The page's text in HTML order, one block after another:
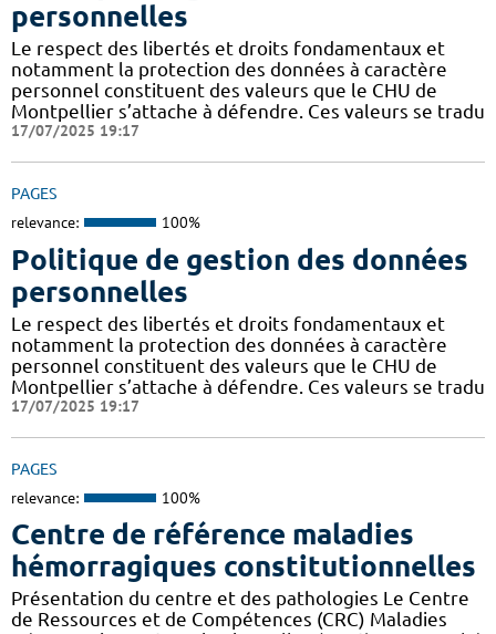
personnelles
Le respect des libertés et droits fondamentaux et
notamment la protection des données à caractère
personnel constituent des valeurs que le CHU de
Montpellier s’attache à défendre. Ces valeurs se tradu
17/07/2025 19:17
PAGES
relevance: 100%
Politique de gestion des données
personnelles
Le respect des libertés et droits fondamentaux et
notamment la protection des données à caractère
personnel constituent des valeurs que le CHU de
Montpellier s’attache à défendre. Ces valeurs se tradu
17/07/2025 19:17
PAGES
relevance: 100%
Centre de référence maladies
hémorragiques constitutionnelles
Présentation du centre et des pathologies Le Centre
de Ressources et de Compétences (CRC) Maladies